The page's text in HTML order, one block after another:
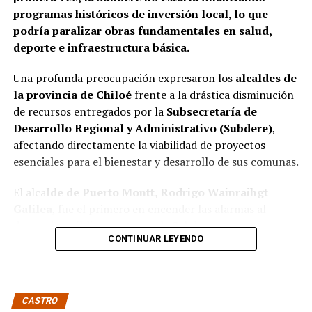
responsabilidades administrativas correspondientes.
programas históricos de inversión local, lo que
podría paralizar obras fundamentales en salud,
deporte e infraestructura básica.
Una profunda preocupación expresaron los alcaldes de
la provincia de Chiloéfrente a la drástica disminución
de recursos entregados por la Subsecretaría de
Desarrollo Regional y Administrativo (Subdere),
afectando directamente la viabilidad de proyectos
esenciales para el bienestar y desarrollo de sus comunas.
El alca lde de Puerto Montt, Rodrigo Wainraihgt
denunciar públicamente que la Subdere no cuenta con
fondos para financiar iniciativas del Programa de
Mejoramiento de Barrios (PMB), a pesar de que muchas
ya estaban declaradas elegibles.
CONTINUAR LEYENDO
CASTRO